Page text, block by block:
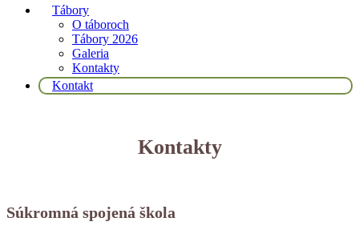
Tábory
O táboroch
Tábory 2026
Galeria
Kontakty
Kontakt
Kontakty
Súkromná spojená škola